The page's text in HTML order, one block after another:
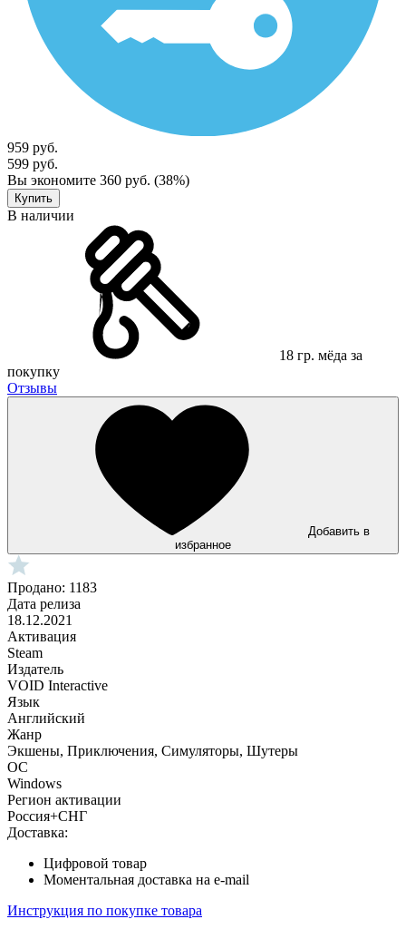
959 руб.
599 руб.
Вы экономите 360 руб. (38%)
Купить
В наличии
18 гр. мёда за
покупку
Отзывы
Добавить в
избранное
Продано: 1183
Дата релиза
18.12.2021
Активация
Steam
Издатель
VOID Interactive
Язык
Английский
Жанр
Экшены, Приключения, Симуляторы, Шутеры
ОС
Windows
Регион активации
Россия+СНГ
Доставка:
Цифровой товар
Моментальная доставка на e-mail
Инструкция по покупке товара